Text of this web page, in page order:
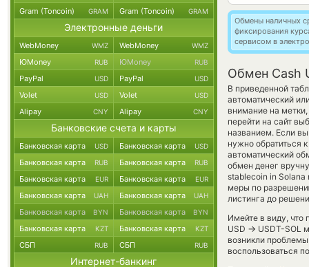
Обмены наличных
фиксирования
сервисом в
Обмен Cash
В приведенной
автоматический
внимание на
перейти на сайт
названием. Если
нужно обратиться
автоматический
обмен денег
stablecoin in Solana
меры по
листинга до
Имейте в виду, что
USD → USDT-SOL
возникли
воспользоваться
Gram (Toncoin) GRAM Gram (Toncoin) GRAM
Электронные деньги
WebMoney WMZ WebMoney WMZ
ЮMoney RUB ЮMoney RUB
PayPal USD PayPal USD
Volet USD Volet USD
Alipay CNY Alipay CNY
Банковские счета и карты
Банковская карта USD Банковская карта USD
Банковская карта RUB Банковская карта RUB
Банковская карта EUR Банковская карта EUR
Банковская карта UAH Банковская карта UAH
Банковская карта BYN Банковская карта BYN
Банковская карта KZT Банковская карта KZT
СБП RUB СБП RUB
Интернет-банкинг